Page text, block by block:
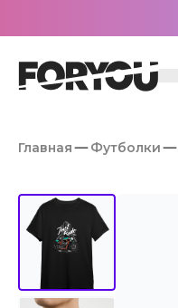
Главная Футболки